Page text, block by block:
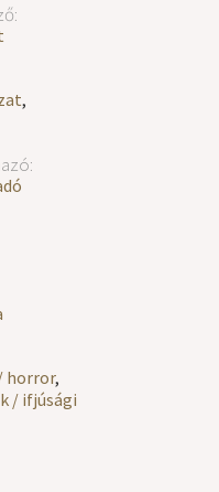
,
horror,
/ ifjúsági